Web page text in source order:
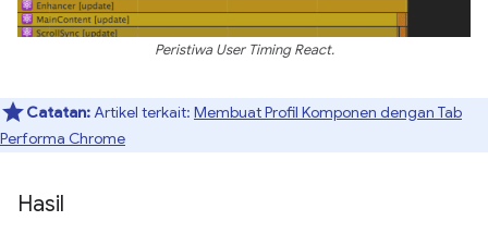
Peristiwa User Timing React.
Catatan: Artikel terkait: Membuat Profil Komponen dengan Tab
Performa Chrome
Hasil